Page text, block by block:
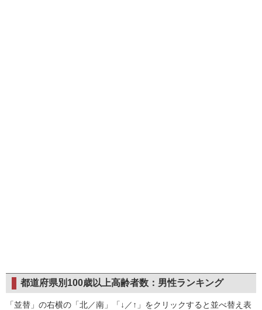
都道府県別100歳以上高齢者数：男性ランキング
「並替」の右横の「北／南」「↓／↑」をクリックすると並べ替え表